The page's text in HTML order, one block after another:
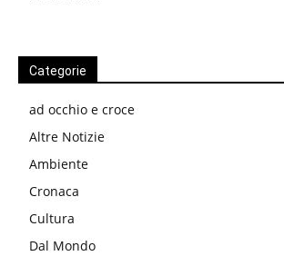
Categorie
ad occhio e croce
Altre Notizie
Ambiente
Cronaca
Cultura
Dal Mondo